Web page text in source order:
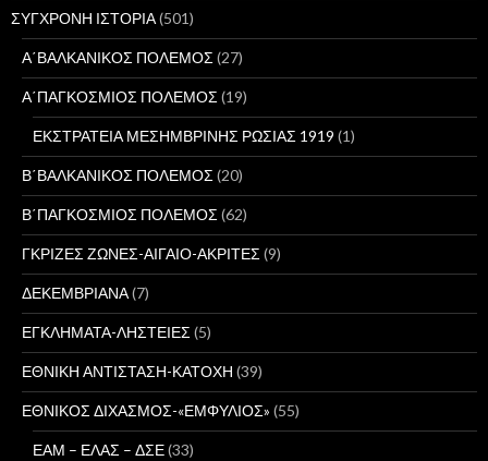
ΣΥΓΧΡΟΝΗ ΙΣΤΟΡΙΑ(501)
Α΄ΒΑΛΚΑΝΙΚΟΣ ΠΟΛΕΜΟΣ (27)
Α΄ΠΑΓΚΟΣΜΙΟΣ ΠΟΛΕΜΟΣ (19)
ΕΚΣΤΡΑΤΕΙΑ ΜΕΣΗΜΒΡΙΝΗΣ ΡΩΣΙΑΣ 1919 (1)
Β΄ΒΑΛΚΑΝΙΚΟΣ ΠΟΛΕΜΟΣ (20)
Β΄ΠΑΓΚΟΣΜΙΟΣ ΠΟΛΕΜΟΣ (62)
ΓΚΡΙΖΕΣ ΖΩΝΕΣ-ΑΙΓΑΙΟ-ΑΚΡΙΤΕΣ (9)
ΔΕΚΕΜΒΡΙΑΝΑ(7)
ΕΓΚΛΗΜΑΤΑ-ΛΗΣΤΕΙΕΣ (5)
ΕΘΝΙΚΗ ΑΝΤΙΣΤΑΣΗ-ΚΑΤΟΧΗ (39)
ΕΘΝΙΚΟΣ ΔΙΧΑΣΜΟΣ-«ΕΜΦΥΛΙΟΣ» (55)
ΕΑΜ – ΕΛΑΣ – ΔΣΕ(33)